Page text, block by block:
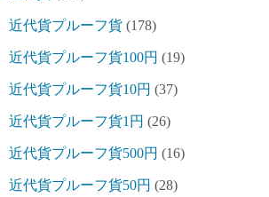
近代貨プルーフ貨 (178)
近代貨プルーフ貨100円 (19)
近代貨プルーフ貨10円 (37)
近代貨プルーフ貨1円 (26)
近代貨プルーフ貨500円 (16)
近代貨プルーフ貨50円 (28)